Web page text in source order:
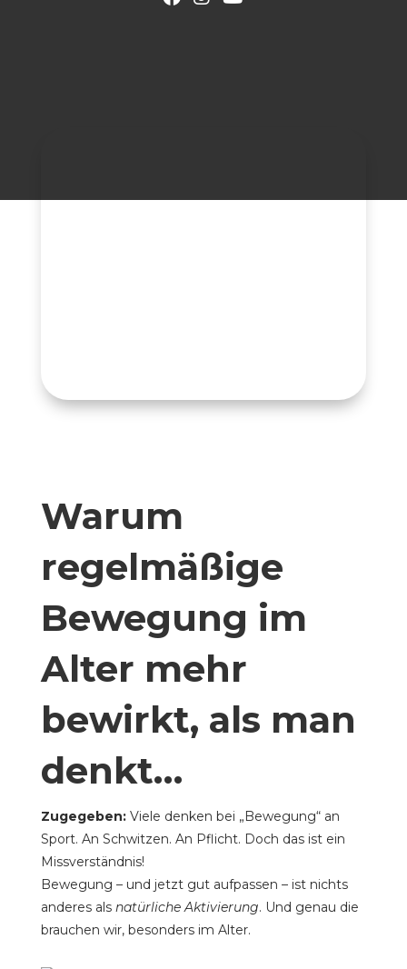
Warum
regelmäßige
Bewegung im
Alter mehr
bewirkt, als man
denkt…
Zugegeben:Viele denken bei „Bewegung“ an
Sport. An Schwitzen. An Pflicht. Doch das ist ein
Missverständnis!
Bewegung – und jetzt gut aufpassen – ist nichts
anderes als natürliche Aktivierung. Und genau die
brauchen wir, besonders im Alter.